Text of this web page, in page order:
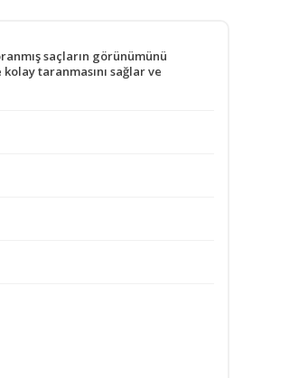
saçların görünümünü
taranmasını sağlar ve